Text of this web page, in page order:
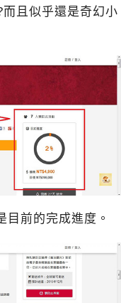
且似乎還是奇幻小
目前的完成進度。